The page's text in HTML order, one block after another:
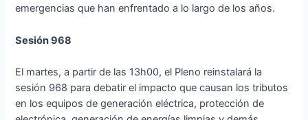
emergencias que han enfrentado a lo largo de los años.
Sesión 968
El martes, a partir de las 13h00, el Pleno reinstalará la
sesión 968 para debatir el impacto que causan los tributos
en los equipos de generación eléctrica, protección de